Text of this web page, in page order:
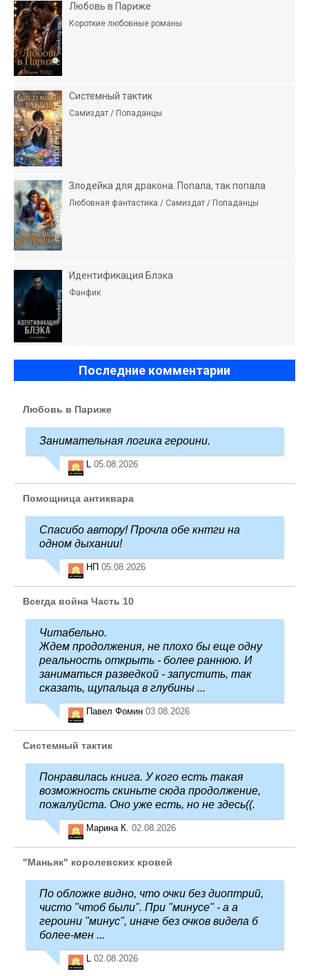
Любовь в Париже
Короткие любовные романы
Системный тактик
Самиздат / Попаданцы
Злодейка для дракона. Попала, так попала
Любовная фантастика / Самиздат / Попаданцы
Идентификация Блэка
Фанфик
Последние комментарии
Любовь в Париже
Занимательная логика героини.
L 05.08.2026
Помощница антиквара
Спасибо автору! Прочла обе кнтги на
одном дыхании!
НП 05.08.2026
Всегда война Часть 10
Читабельно.
Ждем продолжения, не плохо бы еще одну
реальность открыть - более раннюю. И
заниматься разведкой - запустить, так
сказать, щупальца в глубины ...
Павел Фомин 03.08.2026
Системный тактик
Понравилась книга. У кого есть такая
возможность скиньте сюда продолжение,
пожалуйста. Оно уже есть, но не здесь((.
Марина К. 02.08.2026
"Маньяк" королевских кровей
По обложке видно, что очки без диоптрий,
чисто "чтоб были". При "минусе" - а а
героини "минус", иначе без очков видела б
более-мен ...
L 02.08.2026